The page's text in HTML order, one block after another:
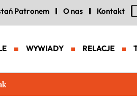
Patronem O nas Kontakt
WYWIADY RELACJE